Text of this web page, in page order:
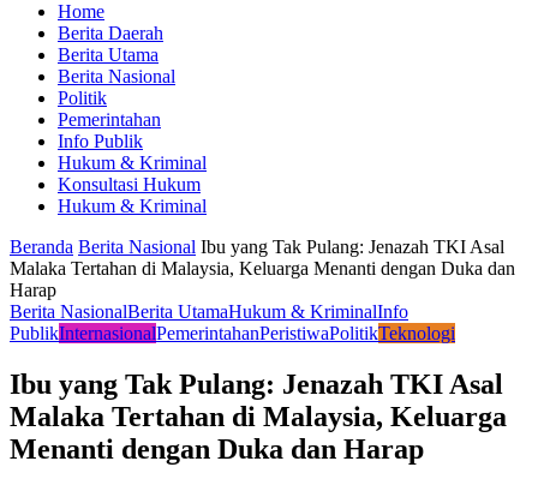
Home
Berita Daerah
Berita Utama
Berita Nasional
Politik
Pemerintahan
Info Publik
Hukum & Kriminal
Konsultasi Hukum
Hukum & Kriminal
Beranda Berita Nasional Ibu yang Tak Pulang: Jenazah TKI Asal
Malaka Tertahan di Malaysia, Keluarga Menanti dengan Duka dan
Harap
Berita NasionalBerita UtamaHukum & KriminalInfo
PublikInternasionalPemerintahanPeristiwaPolitikTeknologi
Ibu yang Tak Pulang: Jenazah TKI Asal
Malaka Tertahan di Malaysia, Keluarga
Menanti dengan Duka dan Harap